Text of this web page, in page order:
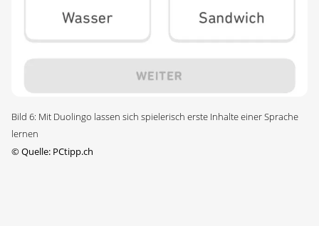
Bild 6: Mit Duolingo lassen sich spielerisch erste Inhalte einer Sprache
lernen
©Quelle: PCtipp.ch